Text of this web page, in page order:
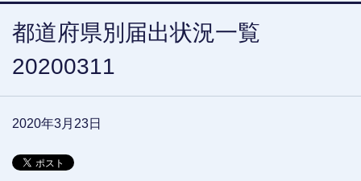
都道府県別届出状況一覧
20200311
2020年3月23日